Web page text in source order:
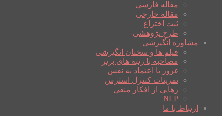
مقاله فارسی
مقاله خارجی
ثبت اختراع
طرح پژوهشی
مشاوره انگیزشی
فیلم ها و سخنان انگیزشی
مصاحبه با رتبه های برتر
غرور یا اعتماد به نفس
تمرینات کنترل استرس
رهایی از افکار منفی
NLP
ارتباط با ما